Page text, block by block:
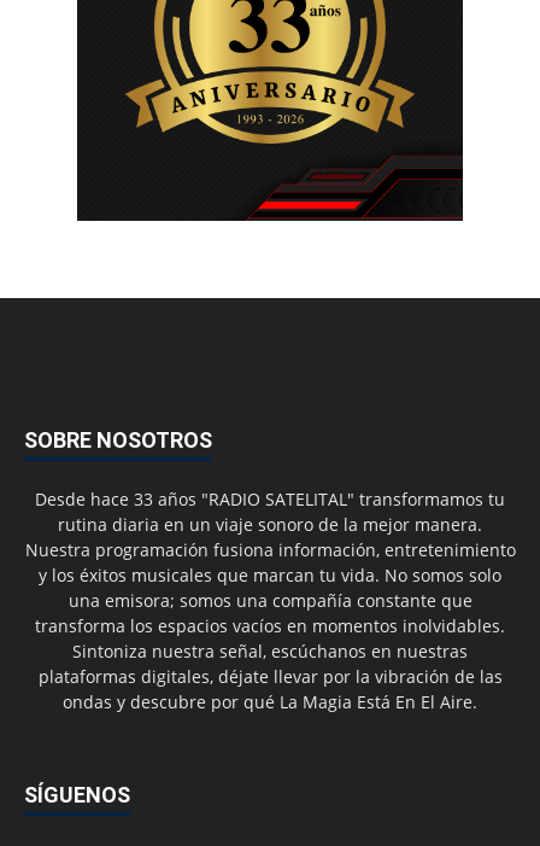
SOBRE NOSOTROS
Desde hace 33 años "RADIO SATELITAL" transformamos tu
rutina diaria en un viaje sonoro de la mejor manera.
Nuestra programación fusiona información, entretenimiento
y los éxitos musicales que marcan tu vida. No somos solo
una emisora; somos una compañía constante que
transforma los espacios vacíos en momentos inolvidables.
Sintoniza nuestra señal, escúchanos en nuestras
plataformas digitales, déjate llevar por la vibración de las
ondas y descubre por qué La Magia Está En El Aire.
SÍGUENOS